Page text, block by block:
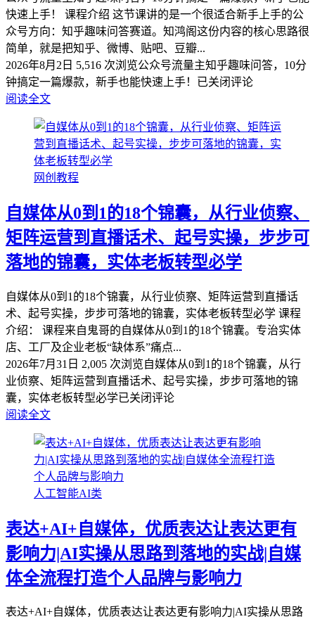
快速上手！ 课程介绍 这节课讲的是一个很适合新手上手的公
众号方向：知乎趣味问答赛道。知鸿阁这份内容的核心思路很
简单，就是把知乎、微博、贴吧、豆瓣...
2026年8月2日 5,516 次浏览公众号流量主知乎趣味问答，10分
钟搞定一篇爆款，新手也能快速上手！ 已关闭评论
阅读全文
网创教程
自媒体从0到1的18个锦囊，从行业侦察、
矩阵运营到直播话术、起号实操，步步可
落地的锦囊，实体老板转型必学
自媒体从0到1的18个锦囊，从行业侦察、矩阵运营到直播话
术、起号实操，步步可落地的锦囊，实体老板转型必学 课程
介绍： 课程来自鬼哥的自媒体从0到1的18个锦囊。专治实体
店、工厂及企业老板“缺体系”痛点...
2026年7月31日 2,005 次浏览自媒体从0到1的18个锦囊，从行
业侦察、矩阵运营到直播话术、起号实操，步步可落地的锦
囊，实体老板转型必学已关闭评论
阅读全文
人工智能AI类
表达+AI+自媒体，优质表达让表达更有
影响力|AI实操从思路到落地的实战|自媒
体全流程打造个人品牌与影响力
表达+AI+自媒体，优质表达让表达更有影响力|AI实操从思路